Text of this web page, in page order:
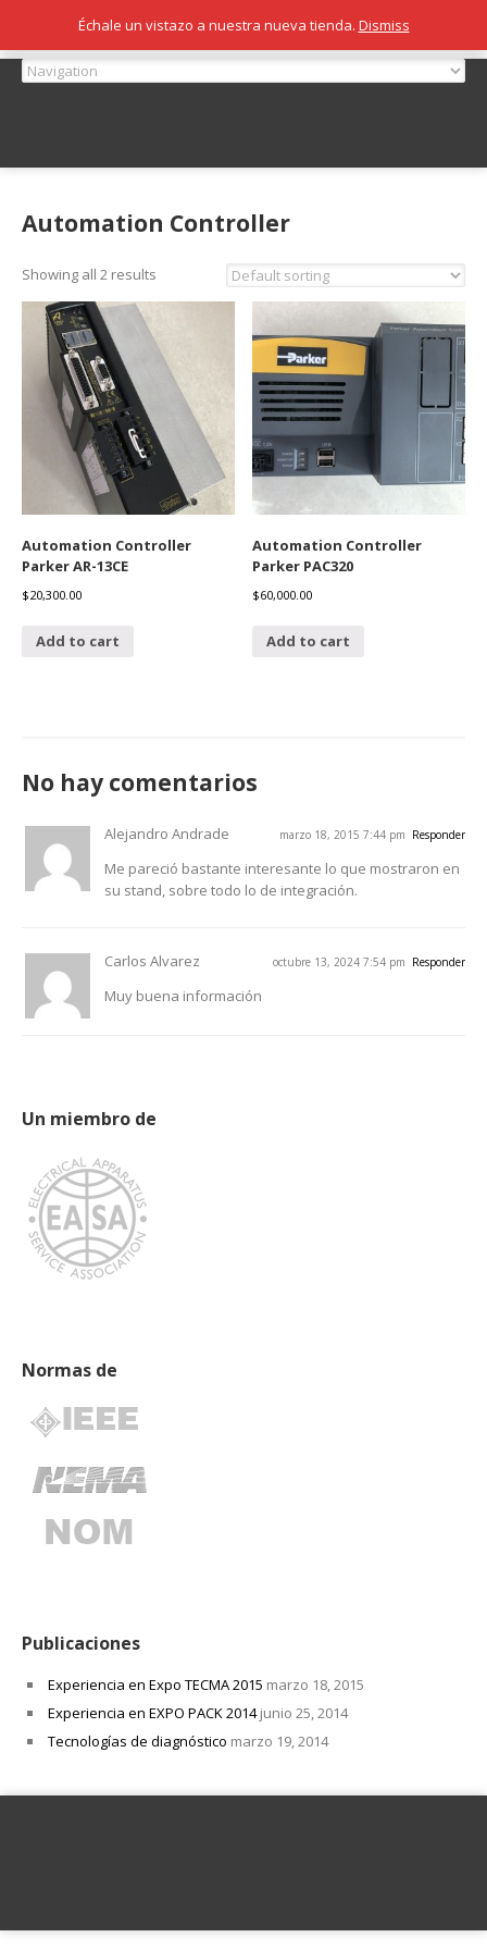
Automation Controller
Showing all 2 results
Automation Controller
Parker AR-13CE
$20,300.00
Add to cart
Automation Controller
Parker PAC320
$60,000.00
Add to cart
No hay comentarios
Alejandro Andrade marzo 18, 2015 7:44 pm Responder
Me pareció bastante interesante lo que mostraron en
su stand, sobre todo lo de integración.
Carlos Alvarez octubre 13, 2024 7:54 pm Responder
Muy buena información
Un miembro de
Normas de
Publicaciones
Experiencia en Expo TECMA 2015 marzo 18, 2015
Experiencia en EXPO PACK 2014 junio 25, 2014
Tecnologías de diagnóstico marzo 19, 2014
Échale un vistazo a nuestra nueva tienda. Dismiss